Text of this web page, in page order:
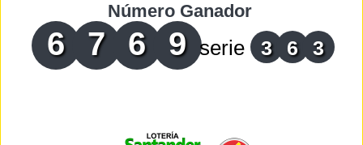
Número Ganador
6 7 6 9 serie 3 6 3